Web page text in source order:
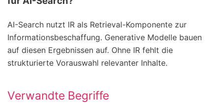
AI-Search nutzt IR als Retrieval-Komponente zur
Informationsbeschaffung. Generative Modelle bauen
auf diesen Ergebnissen auf. Ohne IR fehlt die
strukturierte Vorauswahl relevanter Inhalte.
Verwandte Begriffe